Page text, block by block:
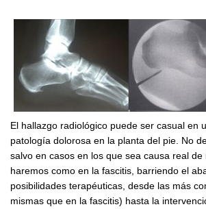
El hallazgo radiológico puede ser casual en
patología dolorosa en la planta del pie. No
salvo en casos en los que sea causa real de
haremos como en la fascitis, barriendo el
posibilidades terapéuticas, desde las más
mismas que en la fascitis) hasta la